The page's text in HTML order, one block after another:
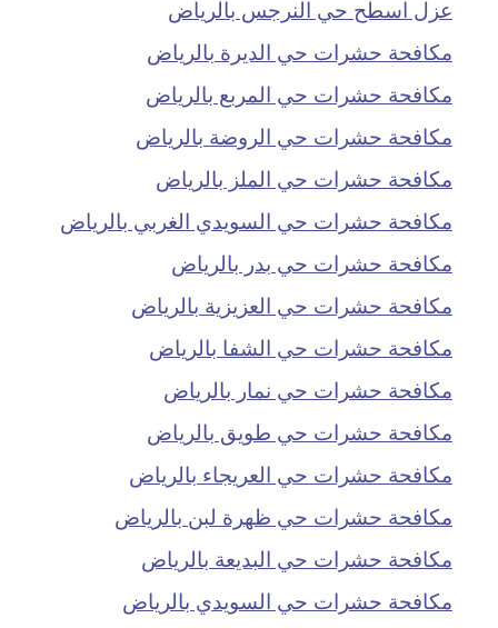
عزل اسطح حي النرجس بالرياض
مكافحة حشرات حي الديرة بالرياض
مكافحة حشرات حي المربع بالرياض
مكافحة حشرات حي الروضة بالرياض
مكافحة حشرات حي الملز بالرياض
مكافحة حشرات حي السويدي الغربي بالرياض
مكافحة حشرات حي بدر بالرياض
مكافحة حشرات حي العزيزية بالرياض
مكافحة حشرات حي الشفا بالرياض
مكافحة حشرات حي نمار بالرياض
مكافحة حشرات حي طويق بالرياض
مكافحة حشرات حي العريجاء بالرياض
مكافحة حشرات حي ظهرة لبن بالرياض
مكافحة حشرات حي البديعة بالرياض
مكافحة حشرات حي السويدي بالرياض